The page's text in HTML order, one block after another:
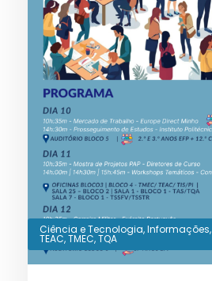
Ciência e Tecnologia,Informações,
TEAC,TMEC,TQA